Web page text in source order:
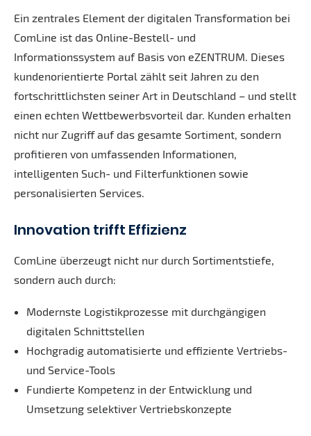
Ein zentrales Element der digitalen Transformation bei
ComLine ist das Online-Bestell- und
Informationssystem auf Basis von eZENTRUM. Dieses
kundenorientierte Portal zählt seit Jahren zu den
fortschrittlichsten seiner Art in Deutschland – und stellt
einen echten Wettbewerbsvorteil dar. Kunden erhalten
nicht nur Zugriff auf das gesamte Sortiment, sondern
profitieren von umfassenden Informationen,
intelligenten Such- und Filterfunktionen sowie
personalisierten Services.
Innovation trifft Effizienz
ComLine überzeugt nicht nur durch Sortimentstiefe,
sondern auch durch:
Modernste Logistikprozesse mit durchgängigen
digitalen Schnittstellen
Hochgradig automatisierte und effiziente Vertriebs-
und Service-Tools
Fundierte Kompetenz in der Entwicklung und
Umsetzung selektiver Vertriebskonzepte